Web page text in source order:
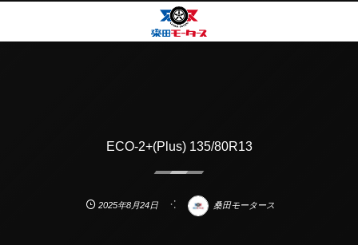
ECO-2+(Plus) 135/80R13
2025年8月24日 桑田モータース